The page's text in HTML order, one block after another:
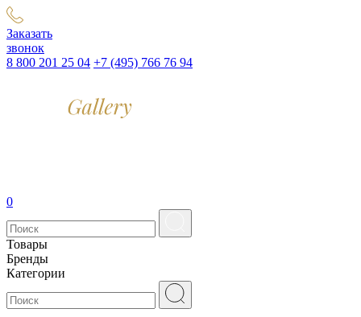
Заказать
звонок
8 800 201 25 04 +7 (495) 766 76 94
0
Товары
Бренды
Категории